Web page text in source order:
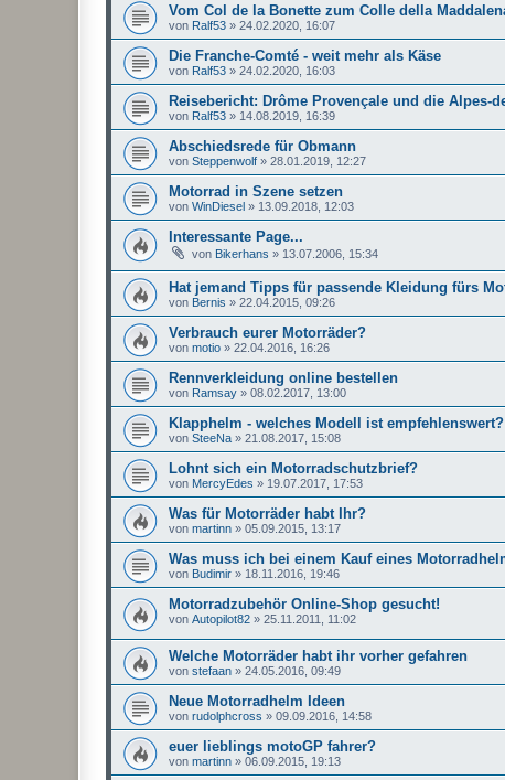
Vom Col de la Bonette zum Colle della
von Ralf53 » 24.02.2020, 16:07
Die Franche-Comté - weit mehr als Käse
von Ralf53 » 24.02.2020, 16:03
Reisebericht: Drôme Provençale und die Alpes-
von Ralf53 » 14.08.2019, 16:39
Abschiedsrede für Obmann
von Steppenwolf » 28.01.2019, 12:27
Motorrad in Szene setzen
von WinDiesel » 13.09.2018, 12:03
Interessante Page...
von Bikerhans » 13.07.2006, 15:34
Hat jemand Tipps für passende Kleidung fürs
von Bernis » 22.04.2015, 09:26
Verbrauch eurer Motorräder?
von motio » 22.04.2016, 16:26
Rennverkleidung online bestellen
von Ramsay » 08.02.2017, 13:00
Klapphelm - welches Modell ist empfehlenswert?
von SteeNa » 21.08.2017, 15:08
Lohnt sich ein Motorradschutzbrief?
von MercyEdes » 19.07.2017, 17:53
Was für Motorräder habt Ihr?
von martinn » 05.09.2015, 13:17
Was muss ich bei einem Kauf eines
von Budimir » 18.11.2016, 19:46
Motorradzubehör Online-Shop gesucht!
von Autopilot82 » 25.11.2011, 11:02
Welche Motorräder habt ihr vorher gefahren
von stefaan » 24.05.2016, 09:49
Neue Motorradhelm Ideen
von rudolphcross » 09.09.2016, 14:58
euer lieblings motoGP fahrer?
von martinn » 06.09.2015, 19:13